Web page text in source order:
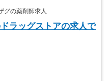
の薬剤師求人
ラッグストアの求人で